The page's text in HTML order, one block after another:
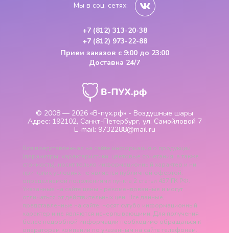
© 2008 — 2026 «В-пух.рф» - Воздушные шары
Адрес: 192102, Санкт-Петербург, ул. Самойловой 7
E-mail: 9732288@mail.ru
Мы в соц. сетях:
+7 (812) 313-20-38
+7 (812) 973-22-88
Прием заказов с 9:00 до 23:00
Доставка 24/7
Вся представленная на сайте информация о продукции
(параметры, характеристики, цветовые сочетания, а также
стоимость), носит только информационный характер и ни
при каких условиях не является публичной офертой,
определяемой положениями пункта 2 статьи 437 ГК РФ.
Указанные на сайте цены - рекомендованные и могут
отличаться от действительных цен. Все данные,
представленные на сайте, носят сугубо информационный
характер и не являются исчерпывающими. Для получения
более подробной информации необходимо обращаться к
операторам компании по указанным на сайте телефонам.